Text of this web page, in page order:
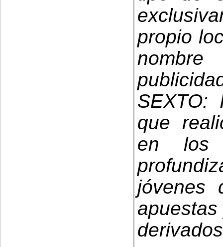
propio
SEXTO:
que
en los
jóvenes